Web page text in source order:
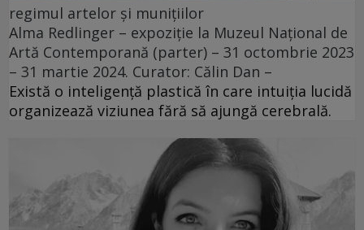
regimul artelor și munițiilor
Alma Redlinger – expoziție la Muzeul Național de
Artă Contemporană (parter) – 31 octombrie 2023
– 31 martie 2024. Curator: Călin Dan –
Există o inteligență plastică în care intuiția lucidă
organizează viziunea fără să ajungă cerebrală.